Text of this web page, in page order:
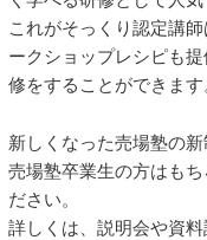
これがそっくり認定講
ークショップレシピも
修をすることができます
新しくなった売場塾の新
売場塾卒業生の方はも
ださい。
詳しくは、説明会や資料